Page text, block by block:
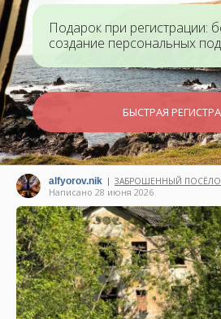
Подарок при регистрации:
создание персональных
БЫСТРАЯ
alfyorov.nik | ЗАБРОШЕННЫЙ
Написано 28 июня 2026